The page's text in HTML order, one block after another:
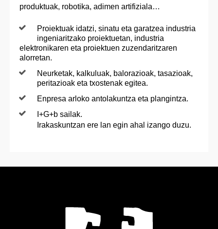
produktuak, robotika, adimen artifiziala…
Proiektuak idatzi, sinatu eta garatzea industria
ingeniaritzako proiektuetan, industria
elektronikaren eta proiektuen zuzendaritzaren
alorretan.
Neurketak, kalkuluak, balorazioak, tasazioak,
peritazioak eta txostenak egitea.
Enpresa arloko antolakuntza eta plangintza.
I+G+b sailak.
Irakaskuntzan ere lan egin ahal izango duzu.